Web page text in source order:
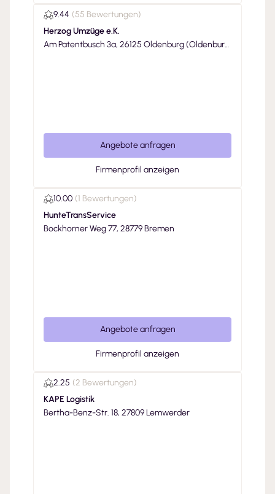
9.44 (55 Bewertungen)
Herzog Umzüge e.K.
Am Patentbusch 3a, 26125 Oldenburg (Oldenbur
Angebote anfragen
Firmenprofil anzeigen
10.00 (1 Bewertungen)
HunteTransService
Bockhorner Weg 77, 28779 Bremen
Angebote anfragen
Firmenprofil anzeigen
2.25 (2 Bewertungen)
KAPE Logistik
Bertha-Benz-Str. 18, 27809 Lemwerder